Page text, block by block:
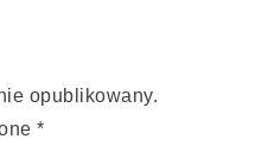
opublikowany.
*